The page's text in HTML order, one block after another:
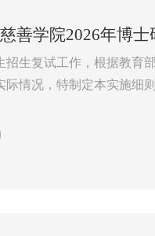
善学院2026年博
招生复试工作，根据教育
情况，特制定本实施细则
招生、全面衡量、择优
，优化考生服务，切实做